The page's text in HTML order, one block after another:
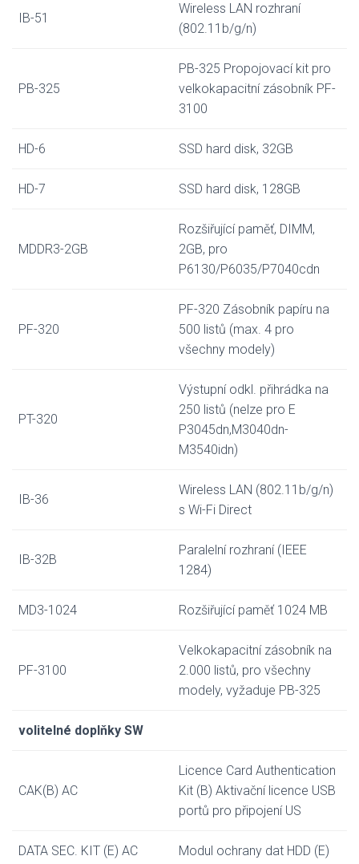
IB-51
Wireless LAN rozhraní
(802.11b/g/n)
PB-325
PB-325 Propojovací kit pro
velkokapacitní zásobník PF-
3100
HD-6 SSD hard disk, 32GB
HD-7 SSD hard disk, 128GB
MDDR3-2GB
Rozšiřující paměť, DIMM,
2GB, pro
P6130/P6035/P7040cdn
PF-320
PF-320 Zásobník papíru na
500 listů (max. 4 pro
všechny modely)
PT-320
Výstupní odkl. přihrádka na
250 listů (nelze pro E
P3045dn,M3040dn-
M3540idn)
IB-36
Wireless LAN (802.11b/g/n)
s Wi-Fi Direct
IB-32B
Paralelní rozhraní (IEEE
1284)
MD3-1024 Rozšiřující paměť 1024 MB
PF-3100
Velkokapacitní zásobník na
2.000 listů, pro všechny
modely, vyžaduje PB-325
volitelné doplňky SW
CAK(B) AC
Licence Card Authentication
Kit (B) Aktivační licence USB
portů pro připojení US
DATA SEC. KIT (E) AC Modul ochrany dat HDD (E)